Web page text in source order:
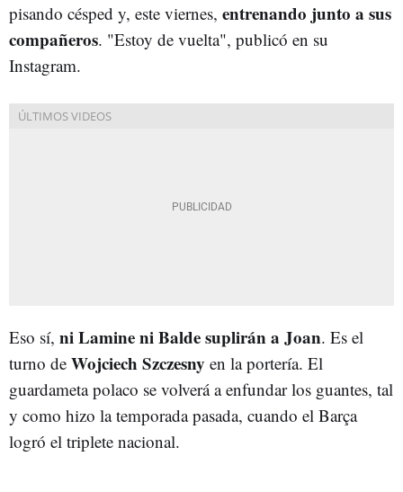
pisando césped y, este viernes, entrenando junto a sus
compañeros. "Estoy de vuelta", publicó en su
Instagram.
Eso sí, ni Lamine ni Balde suplirán a Joan. Es el
turno de Wojciech Szczesny en la portería. El
guardameta polaco se volverá a enfundar los guantes, tal
y como hizo la temporada pasada, cuando el Barça
logró el triplete nacional.